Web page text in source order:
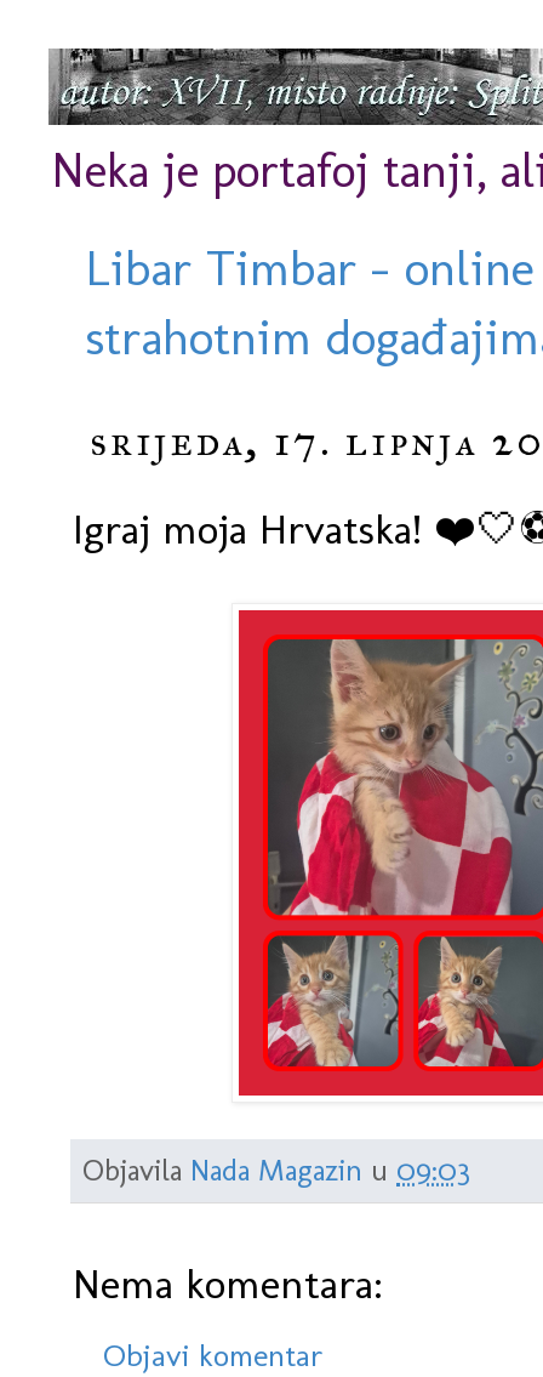
Neka je portafoj tanji,
Libar Timbar -
strahotnim
srijeda, 17. lipnja
Igraj moja Hrvatska!
Objavila Nada Magazin u 09:03
Nema komentara:
Objavi komentar